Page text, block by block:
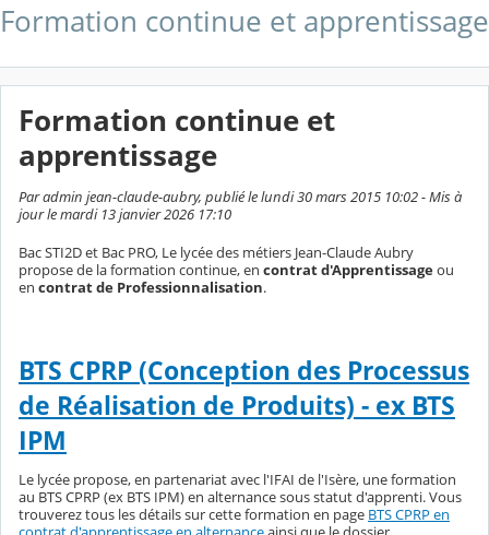
Formation continue et apprentissage
Formation continue et
apprentissage
Par admin jean-claude-aubry, publié le lundi 30 mars 2015 10:02 - Mis à
jour le mardi 13 janvier 2026 17:10
Bac STI2D et Bac PRO, Le lycée des métiers Jean-Claude Aubry
propose de la formation continue, en contrat d'Apprentissageou
en contrat de Professionnalisation.
BTS CPRP (Conception des Processus
de Réalisation de Produits) - ex BTS
IPM
Le lycée propose, en partenariat avec l'IFAI de l'Isère, une formation
au BTS CPRP (ex BTS IPM) en alternance sous statut d'apprenti. Vous
trouverez tous les détails sur cette formation en page BTS CPRP en